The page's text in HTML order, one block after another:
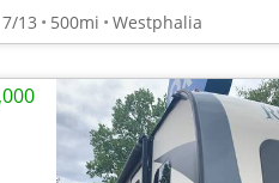
7/13 500mi Westphalia